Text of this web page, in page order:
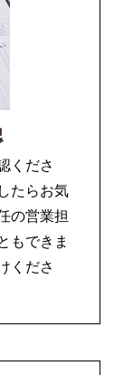
くださ
たらお気
の営業担
もできま
くださ